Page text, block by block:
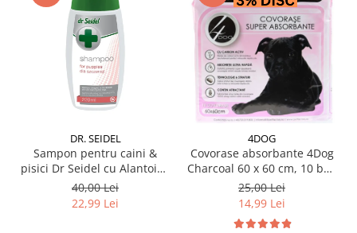
DR. SEIDEL
Sampon pentru caini &
pisici Dr Seidel cu Alantoina
220 ml
40,00 Lei
22,99 Lei
4DOG
Covorase absorbante 4Dog
Charcoal 60 x 60 cm, 10 buc
/ pachet
25,00 Lei
14,99 Lei